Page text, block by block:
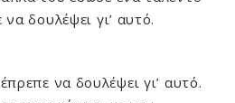
δουλέψει γι’ αυτό.
να δουλέψει γι’ αυτό.